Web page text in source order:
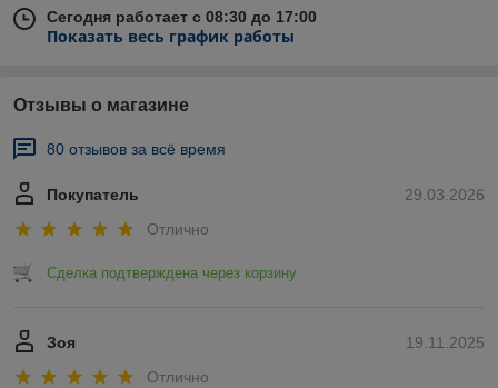
Сегодня работает с 08:30 до 17:00
Показать весь график работы
Отзывы о магазине
80 отзывов за всё время
29.03.2026
Покупатель
Отлично
Сделка подтверждена через корзину
19.11.2025
Зоя
Отлично